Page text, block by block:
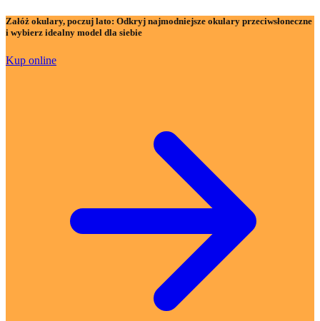
Załóż okulary, poczuj lato: Odkryj najmodniejsze okulary przeciwsłoneczne
i wybierz idealny model dla siebie
Kup online